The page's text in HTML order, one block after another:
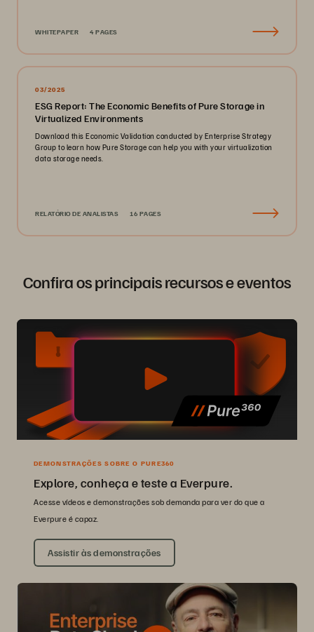
WHITEPAPER 4 PAGES
03/2025
ESG Report: The Economic Benefits of Pure Storage in
Virtualized Environments
Download this Economic Validation conducted by Enterprise Strategy
Group to learn how Pure Storage can help you with your virtualization
data storage needs.
RELATÓRIO DE ANALISTAS 16 PAGES
Confira os principais recursos e eventos
DEMONSTRAÇÕES SOBRE O PURE360
Explore, conheça e teste a Everpure.
Acesse vídeos e demonstrações sob demanda para ver do que a
Everpure é capaz.
Assistir às demonstrações